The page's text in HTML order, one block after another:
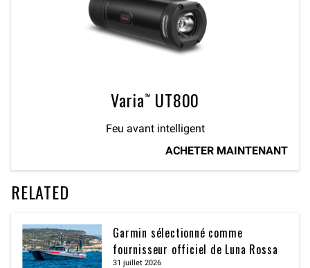
Varia™ UT800
Feu avant intelligent
ACHETER MAINTENANT
RELATED
Garmin sélectionné comme
fournisseur officiel de Luna Rossa
31 juillet 2026